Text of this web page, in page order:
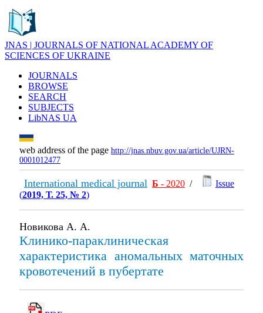
JNAS | JOURNALS OF NATIONAL ACADEMY OF
SCIENCES OF UKRAINE
JOURNALS
BROWSE
SEARCH
SUBJECTS
LibNAS UA
web address of the page http://jnas.nbuv.gov.ua/article/UJRN-
0001012477
International medical journal Б - 2020 /
Issue
(2019, Т. 25, № 2)
Новикова А. А.
Клинико-параклиническая
характеристика аномальных маточных
кровотечений в пубертате